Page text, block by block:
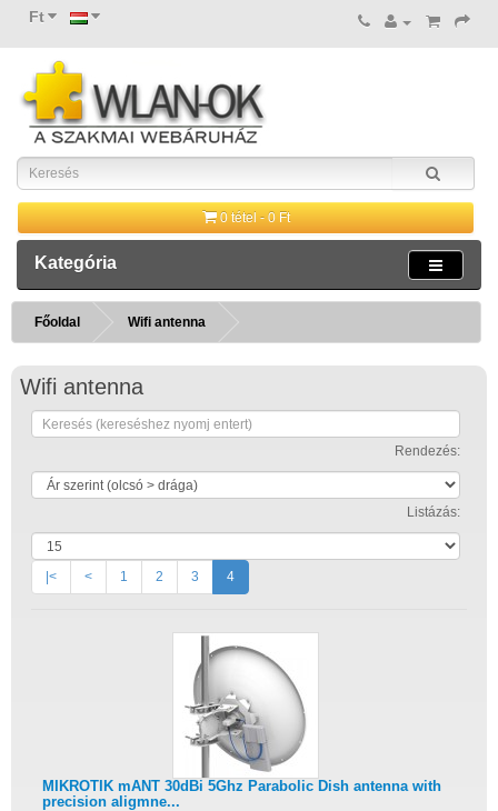
Ft
0 tétel - 0 Ft
Kategória
Főoldal Wifi antenna
Wifi antenna
Rendezés:
Listázás:
|< < 1 2 3 4
MIKROTIK mANT 30dBi 5Ghz Parabolic Dish antenna with
precision aligmne...